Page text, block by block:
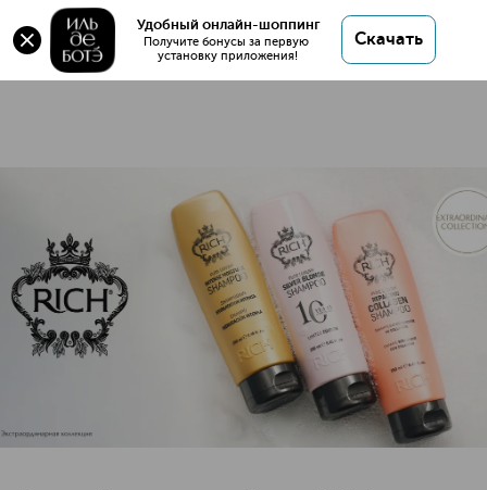
Удобный онлайн-шоппинг
Получите бонусы за первую
установку приложения!
Скачать
41 товар